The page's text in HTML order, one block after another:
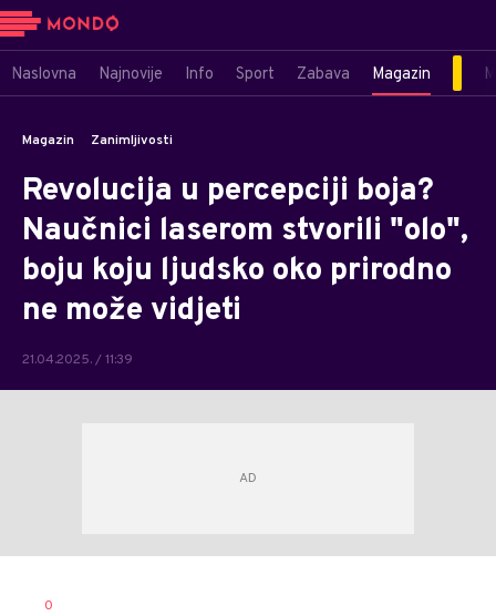
Naslovna Najnovije Info Sport Zabava Magazin
Magazin Zanimljivosti
Revolucija u percepciji boja?
Naučnici laserom stvorili "olo",
boju koju ljudsko oko prirodno
ne može vidjeti
21.04.2025. / 11:39
AUTOR
0